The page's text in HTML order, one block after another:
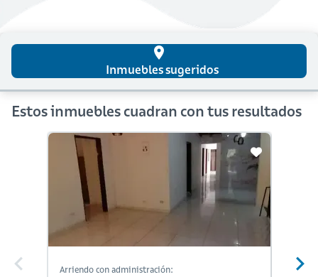
place
Inmuebles sugeridos
Estos inmuebles cuadran con tus resultados
Arriendo con administración: